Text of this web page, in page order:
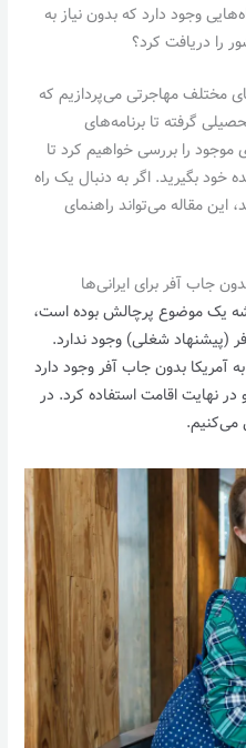
وجود دارد که بدون نیاز به
را دریافت کرد؟
مختلف مهاجرتی می‌پردازیم که
گرفته تا برنامه‌های
موجود را بررسی خواهیم کرد تا
خود بگیرید. اگر به دنبال یک راه
این مقاله می‌تواند راهنمای
جاب آفر برای ایرانی‌ها
یک موضوع پرچالش بوده است،
(پیشنهاد شغلی) وجود ندارد.
آمریکا بدون جاب آفر وجود دارد
در نهایت اقامت استفاده کرد. در
می‌کنیم.